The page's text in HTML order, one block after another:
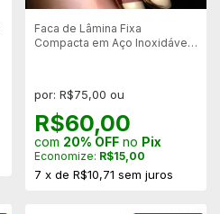
Faca de Lâmina Fixa
Compacta em Aço Inoxidável
por: R$75,00 ou
R$60,00
com 20% OFFno Pix
Economize: R$15,00
7 x de R$10,71 sem juros